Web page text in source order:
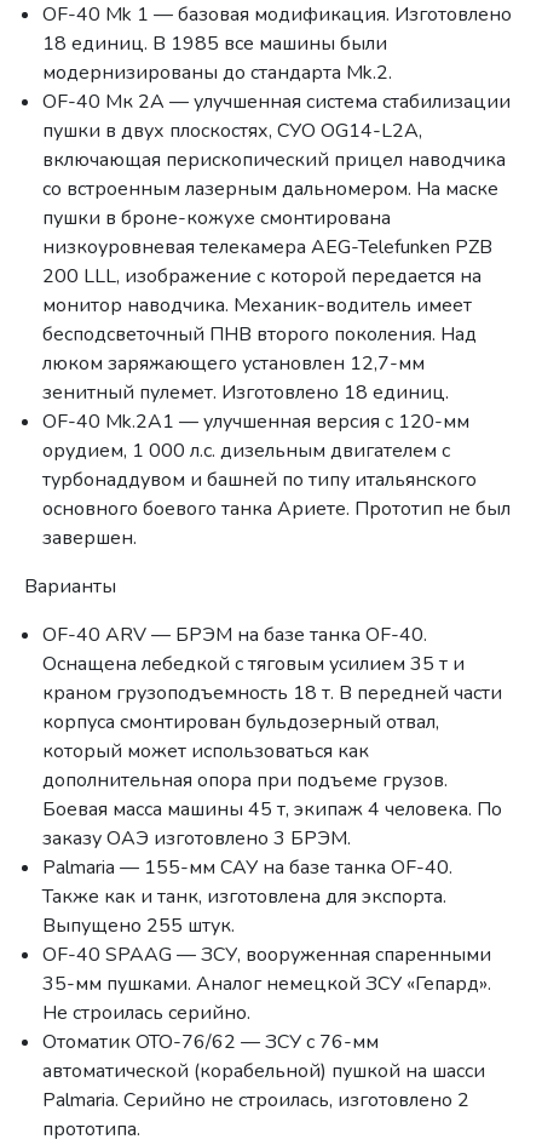
OF-40 Mk 1 — базовая модификация. Изготовлено
18 единиц. В 1985 все машины были
модернизированы до стандарта Mk.2.
OF-40 Мк 2А — улучшенная система стабилизации
пушки в двух плоскостях, СУО OG14-L2A,
включающая перископический прицел наводчика
со встроенным лазерным дальномером. На маске
пушки в броне-кожухе смонтирована
низкоуровневая телекамера AEG-Telefunken PZB
200 LLL, изображение с которой передается на
монитор наводчика. Механик-водитель имеет
бесподсветочный ПНВ второго поколения. Над
люком заряжающего установлен 12,7-мм
зенитный пулемет. Изготовлено 18 единиц.
OF-40 Mk.2A1 — улучшенная версия с 120-мм
орудием, 1 000 л.с. дизельным двигателем с
турбонаддувом и башней по типу итальянского
основного боевого танка Ариете. Прототип не был
завершен.
Варианты
OF-40 ARV — БРЭМ на базе танка OF-40.
Оснащена лебедкой с тяговым усилием 35 т и
краном грузоподъемность 18 т. В передней части
корпуса смонтирован бульдозерный отвал,
который может использоваться как
дополнительная опора при подъеме грузов.
Боевая масса машины 45 т, экипаж 4 человека. По
заказу ОАЭ изготовлено 3 БРЭМ.
Palmaria — 155-мм САУ на базе танка OF-40.
Также как и танк, изготовлена для экспорта.
Выпущено 255 штук.
OF-40 SPAAG — ЗСУ, вооруженная спаренными
35-мм пушками. Аналог немецкой ЗСУ «Гепард».
Не строилась серийно.
Отоматик OTO-76/62 — ЗСУ с 76-мм
автоматической (корабельной) пушкой на шасси
Palmaria. Серийно не строилась, изготовлено 2
прототипа.